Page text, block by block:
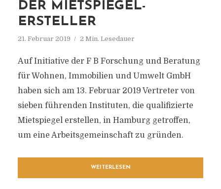
DER MIETSPIEGEL-
ERSTELLER
21. Februar 2019 2 Min. Lesedauer
Auf Initiative der F B Forschung und Beratung
für Wohnen, Immobilien und Umwelt GmbH
haben sich am 13. Februar 2019 Vertreter von
sieben führenden Instituten, die qualifizierte
Mietspiegel erstellen, in Hamburg getroffen,
um eine Arbeitsgemeinschaft zu gründen.
WEITERLESEN